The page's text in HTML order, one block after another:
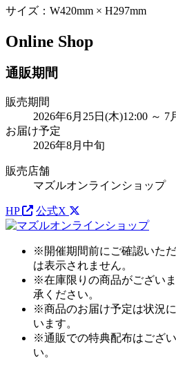
サイズ：W420mm × H297mm
Online Shop
通販期間
販売期間
2026年6月25日(木)12:00 ～ 7
お届け予定
2026年8月中旬
販売店舗
マズルオンラインショップ
HP 公式X
※開催期間前にご確認いた
は表示されません。
※在庫限りの商品がござい
承ください。
※商品のお届け予定は状況
います。
※通販での特典配布はござ
い。